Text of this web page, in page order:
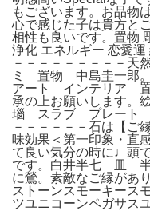
もございます。お品物
心で感じた子は貴方と
相性も良いです。置物
浄化 エネルギー 恋愛
－－－－－－－－－天
ミ 置物 中島圭一郎
アート インテリア 置
承の上お願いします。
瑙 スラブ プレート
－－－－－－石は【ご
味効果＜第一印象・直
て良い気分の時に♩頭
です。白井半七 皿
に鶯。素敵なご縁があ
ストーンスモーキース
ツユニコーンペガサス